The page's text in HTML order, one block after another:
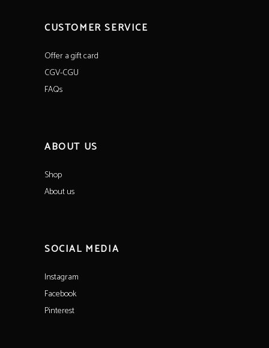
CUSTOMER SERVICE
Offer a gift card
CGV-CGU
FAQs
ABOUT US
Shop
About us
SOCIAL MEDIA
Instagram
Facebook
Pinterest